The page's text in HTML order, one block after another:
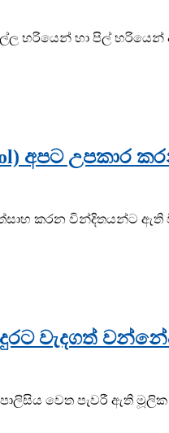
හරියෙන් හා පිල්
අපට උපකාර
උත්සාහ කරන වින්දිතයන්ට
වැදගත්
වෙත පැවරී ඇති මූලික